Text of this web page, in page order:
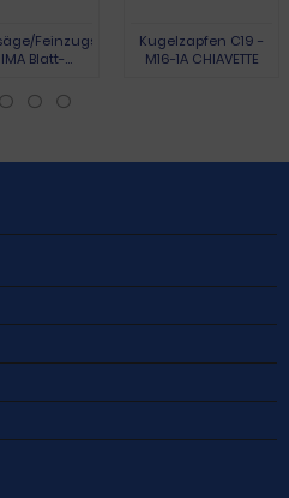
Feinzugsäge
Blatt-
L.440mm
TAJIMA
Kugelzapfen C19 -
M16-1A CHIAVETTE